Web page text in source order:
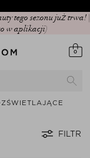
tego sezonu już trwa! |
w aplikacji)
0
FILTR